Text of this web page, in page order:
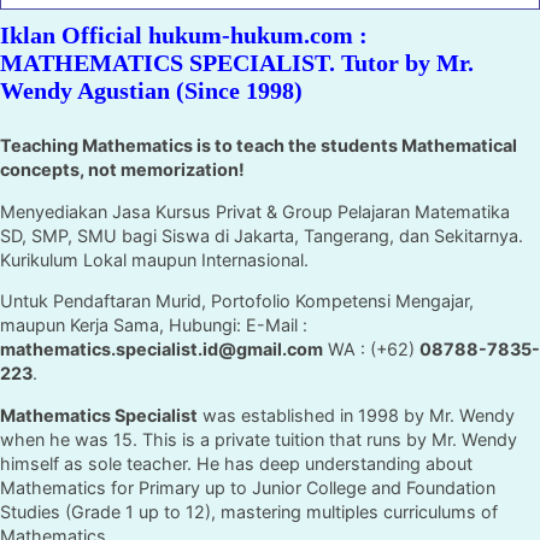
Iklan Official hukum-hukum.com :
MATHEMATICS SPECIALIST. Tutor by Mr.
Wendy Agustian (Since 1998)
Teaching Mathematics is to teach the students Mathematical
concepts, not memorization!
Menyediakan Jasa Kursus Privat & Group Pelajaran Matematika
SD, SMP, SMU bagi Siswa di Jakarta, Tangerang, dan Sekitarnya.
Kurikulum Lokal maupun Internasional.
Untuk Pendaftaran Murid, Portofolio Kompetensi Mengajar,
maupun Kerja Sama, Hubungi: E-Mail :
mathematics.specialist.id@gmail.com WA : (+62) 08788-7835-
223.
Mathematics Specialist was established in 1998 by Mr. Wendy
when he was 15. This is a private tuition that runs by Mr. Wendy
himself as sole teacher. He has deep understanding about
Mathematics for Primary up to Junior College and Foundation
Studies (Grade 1 up to 12), mastering multiples curriculums of
Mathematics.